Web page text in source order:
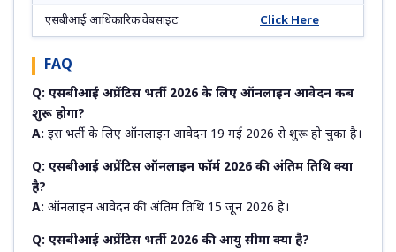
एसबीआई आधिकारिक वेबसाइट Click Here
FAQ
Q: एसबीआई अप्रेंटिस भर्ती 2026 के लिए ऑनलाइन आवेदन कब
शुरू होगा?
A: इस भर्ती के लिए ऑनलाइन आवेदन 19 मई 2026 से शुरू हो चुका है।
Q: एसबीआई अप्रेंटिस ऑनलाइन फॉर्म 2026 की अंतिम तिथि क्या
है?
A: ऑनलाइन आवेदन की अंतिम तिथि 15 जून 2026 है।
Q: एसबीआई अप्रेंटिस भर्ती 2026 की आयु सीमा क्या है?